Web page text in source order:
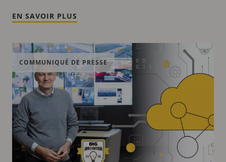
EN SAVOIR PLUS
COMMUNIQUÉ DE PRESSE